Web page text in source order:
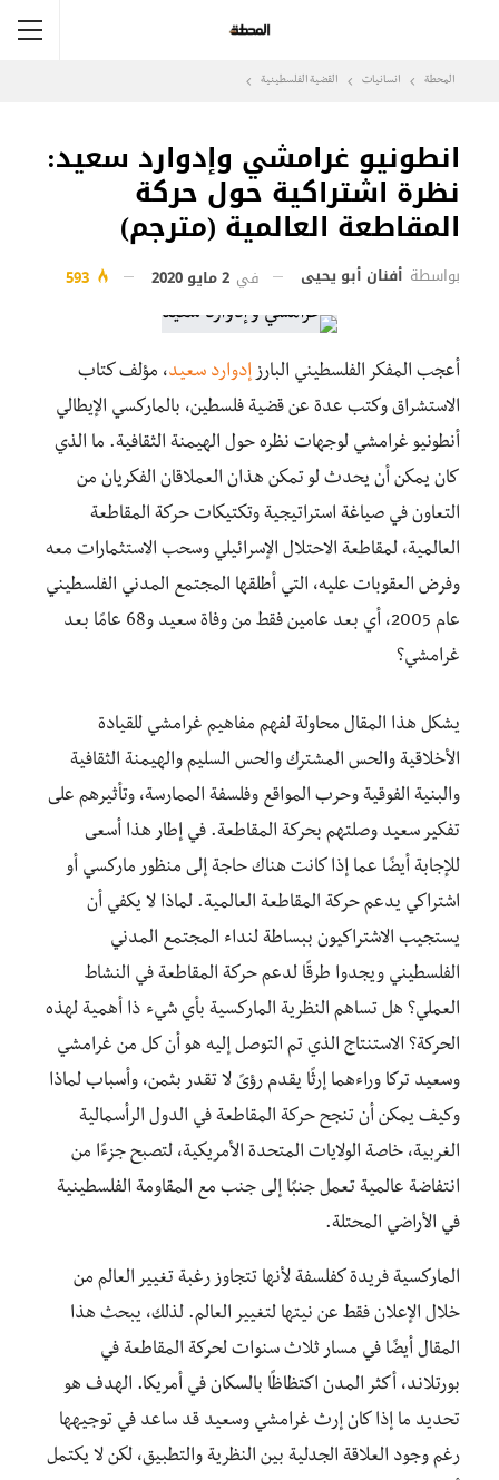
المحطة انسانيات القضية الفلسطينية
انطونيو غرامشي وإدوارد سعيد:
نظرة اشتراكية حول حركة
المقاطعة العالمية (مترجم)
بواسطة أفنان أبو يحيى في 2 مايو 2020
أعجب المفكر الفلسطيني البارز إدوارد سعيد، مؤلف كتاب
الاستشراق وكتب عدة عن قضية فلسطين، بالماركسي الإيطالي
أنطونيو غرامشي لوجهات نظره حول الهيمنة الثقافية. ما الذي
كان يمكن أن يحدث لو تمكن هذان العملاقان الفكريان من
التعاون في صياغة استراتيجية وتكتيكات حركة المقاطعة
العالمية، لمقاطعة الاحتلال الإسرائيلي وسحب الاستثمارات معه
وفرض العقوبات عليه، التي أطلقها المجتمع المدني الفلسطيني
عام 2005، أي بعد عامين فقط من وفاة سعيد و68 عامًا بعد
غرامشي؟
يشكل هذا المقال محاولة لفهم مفاهيم غرامشي للقيادة
الأخلاقية والحس المشترك والحس السليم والهيمنة الثقافية
والبنية الفوقية وحرب المواقع وفلسفة الممارسة، وتأثيرهم على
تفكير سعيد وصلتهم بحركة المقاطعة. في إطار هذا أسعى
للإجابة أيضًا عما إذا كانت هناك حاجة إلى منظور ماركسي أو
اشتراكي يدعم حركة المقاطعة العالمية. لماذا لا يكفي أن
يستجيب الاشتراكيون ببساطة لنداء المجتمع المدني
الفلسطيني ويجدوا طرقًا لدعم حركة المقاطعة في النشاط
العملي؟ هل تساهم النظرية الماركسية بأي شيء ذا أهمية لهذه
الحركة؟ الاستنتاج الذي تم التوصل إليه هو أن كل من غرامشي
وسعيد تركا وراءهما إرثًا يقدم رؤىً لا تقدر بثمن، وأسباب لماذا
وكيف يمكن أن تنجح حركة المقاطعة في الدول الرأسمالية
الغربية، خاصة الولايات المتحدة الأمريكية، لتصبح جزءًا من
انتفاضة عالمية تعمل جنبًا إلى جنب مع المقاومة الفلسطينية
في الأراضي المحتلة.
الماركسية فريدة كفلسفة لأنها تتجاوز رغبة تغيير العالم من
خلال الإعلان فقط عن نيتها لتغيير العالم. لذلك، يبحث هذا
المقال أيضًا في مسار ثلاث سنوات لحركة المقاطعة في
بورتلاند، أكثر المدن اكتظاظًا بالسكان في أمريكا. الهدف هو
تحديد ما إذا كان إرث غرامشي وسعيد قد ساعد في توجيهها
رغم وجود العلاقة الجدلية بين النظرية والتطبيق، لكن لا يكتمل